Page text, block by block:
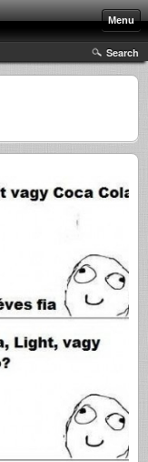
Menu
Search